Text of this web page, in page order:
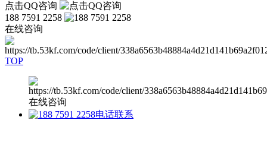
点击QQ咨询
188 7591 2258
在线咨询
TOP
在线咨询
电话联系